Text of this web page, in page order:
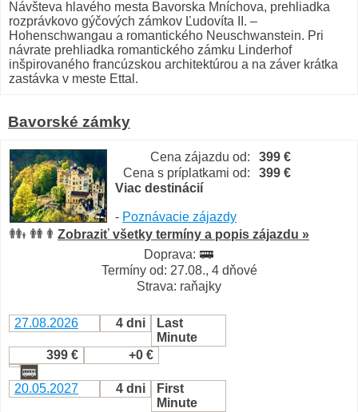
Návšteva hlavého mesta Bavorska Mníchova, prehliadka
rozprávkovo gýčových zámkov Ľudovíta II. –
Hohenschwangau a romantického Neuschwanstein. Pri
návrate prehliadka romantického zámku Linderhof
inšpirovaného francúzskou architektúrou a na záver krátka
zastávka v meste Ettal.
Bavorské zámky
Cena zájazdu od:
399 €
Cena s príplatkami od:
399 €
Viac destinácií
- Poznávacie zájazdy
Zobraziť všetky termíny a popis zájazdu »
Doprava:
Termíny od: 27.08., 4 dňové
Strava: raňajky
27.08.2026 4 dni
Last
Minute
399 €
+0 €
20.05.2027 4 dni
First
Minute